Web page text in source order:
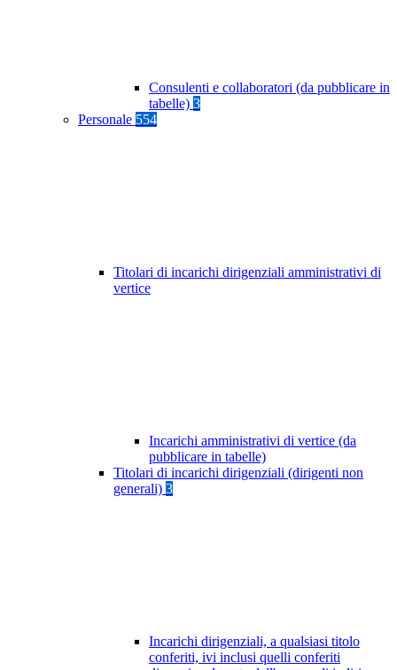
Consulenti e collaboratori (da pubblicare in
tabelle) 3
Personale 554
Titolari di incarichi dirigenziali amministrativi di
vertice
Incarichi amministrativi di vertice (da
pubblicare in tabelle)
Titolari di incarichi dirigenziali (dirigenti non
generali) 3
Incarichi dirigenziali, a qualsiasi titolo
conferiti, ivi inclusi quelli conferiti